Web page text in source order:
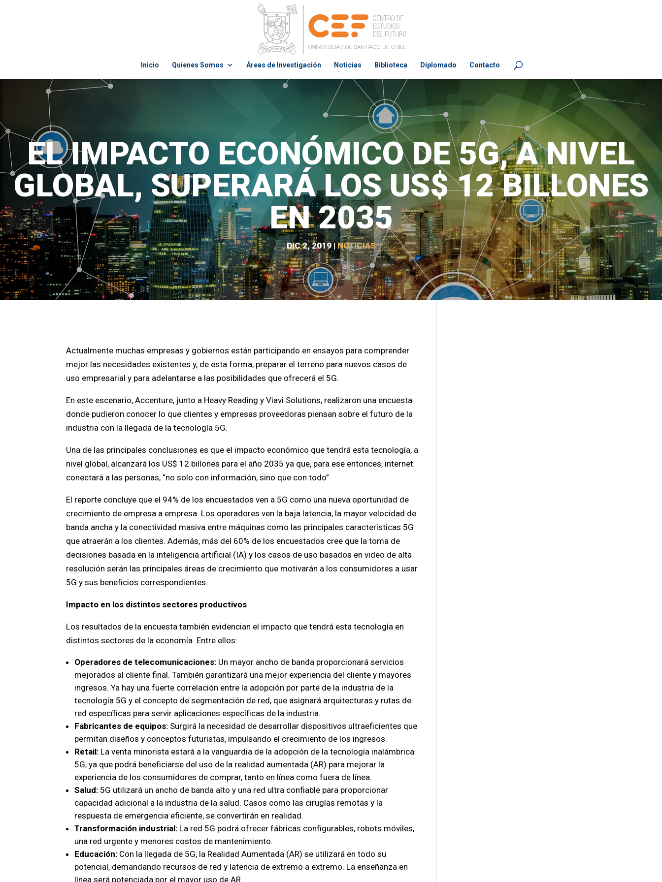
Inicio Quienes Somos Áreas de Investigación Noticias Biblioteca Diplomado Contacto
EL IMPACTO ECONÓMICO DE 5G, A NIVEL
GLOBAL, SUPERARÁ LOS US$ 12 BILLONES
EN 2035
DIC 2, 2019|NOTICIAS
Actualmente muchas empresas y gobiernos están participando en ensayos para comprender
mejor las necesidades existentes y, de esta forma, preparar el terreno para nuevos casos de
uso empresarial y para adelantarse a las posibilidades que ofrecerá el 5G.
En este escenario, Accenture, junto a Heavy Reading y Viavi Solutions, realizaron una encuesta
donde pudieron conocer lo que clientes y empresas proveedoras piensan sobre el futuro de la
industria con la llegada de la tecnología 5G.
Una de las principales conclusiones es que el impacto económico que tendrá esta tecnología, a
nivel global, alcanzará los US$ 12 billones para el año 2035 ya que, para ese entonces, internet
conectará a las personas, “no solo con información, sino que con todo”.
El reporte concluye que el 94% de los encuestados ven a 5G como una nueva oportunidad de
crecimiento de empresa a empresa. Los operadores ven la baja latencia, la mayor velocidad de
banda ancha y la conectividad masiva entre máquinas como las principales características 5G
que atraerán a los clientes. Además, más del 60% de los encuestados cree que la toma de
decisiones basada en la inteligencia artificial (IA) y los casos de uso basados ​​en video de alta
resolución serán las principales áreas de crecimiento que motivarán a los consumidores a usar
5G y sus beneficios correspondientes.
Impacto en los distintos sectores productivos
Los resultados de la encuesta también evidencian el impacto que tendrá esta tecnología en
distintos sectores de la economía. Entre ellos:
Operadores de telecomunicaciones: Un mayor ancho de banda proporcionará servicios
mejorados al cliente final. También garantizará una mejor experiencia del cliente y mayores
ingresos. Ya hay una fuerte correlación entre la adopción por parte de la industria de la
tecnología 5G y el concepto de segmentación de red, que asignará arquitecturas y rutas de
red específicas para servir aplicaciones específicas de la industria.
Fabricantes de equipos: Surgirá la necesidad de desarrollar dispositivos ultraeficientes que
permitan diseños y conceptos futuristas, impulsando el crecimiento de los ingresos.
Retail: La venta minorista estará a la vanguardia de la adopción de la tecnología inalámbrica
5G, ya que podrá beneficiarse del uso de la realidad aumentada (AR) para mejorar la
experiencia de los consumidores de comprar, tanto en línea como fuera de línea.
Salud: 5G utilizará un ancho de banda alto y una red ultra confiable para proporcionar
capacidad adicional a la industria de la salud. Casos como las cirugías remotas y la
respuesta de emergencia eficiente, se convertirán en realidad.
Transformación industrial: La red 5G podrá ofrecer fábricas configurables, robots móviles,
una red urgente y menores costos de mantenimiento.
Educación: Con la llegada de 5G, la Realidad Aumentada (AR) se utilizará en todo su
potencial, demandando recursos de red y latencia de extremo a extremo. La enseñanza en
línea será potenciada por el mayor uso de AR.